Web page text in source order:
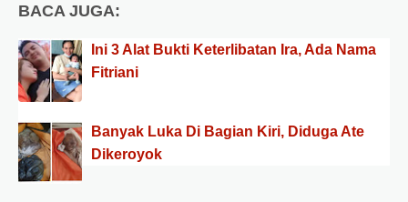
BACA JUGA:
Ini 3 Alat Bukti Keterlibatan Ira, Ada Nama
Fitriani
Banyak Luka Di Bagian Kiri, Diduga Ate
Dikeroyok